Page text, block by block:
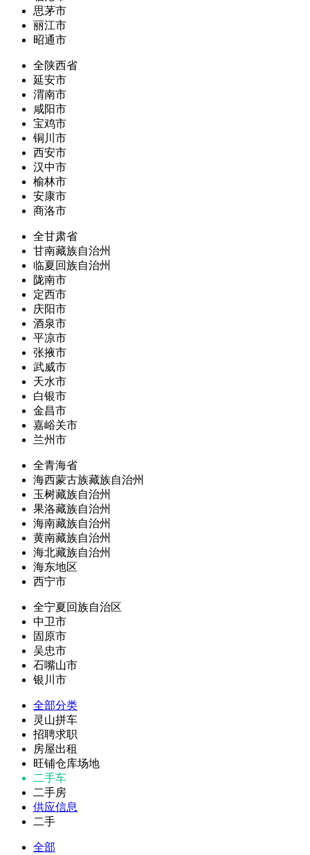
思茅市
丽江市
昭通市
全陕西省
延安市
渭南市
咸阳市
宝鸡市
铜川市
西安市
汉中市
榆林市
安康市
商洛市
全甘肃省
甘南藏族自治州
临夏回族自治州
陇南市
定西市
庆阳市
酒泉市
平凉市
张掖市
武威市
天水市
白银市
金昌市
嘉峪关市
兰州市
全青海省
海西蒙古族藏族自治州
玉树藏族自治州
果洛藏族自治州
海南藏族自治州
黄南藏族自治州
海北藏族自治州
海东地区
西宁市
全宁夏回族自治区
中卫市
固原市
吴忠市
石嘴山市
银川市
全部分类
灵山拼车
招聘求职
房屋出租
旺铺仓库场地
二手车
二手房
供应信息
二手
全部